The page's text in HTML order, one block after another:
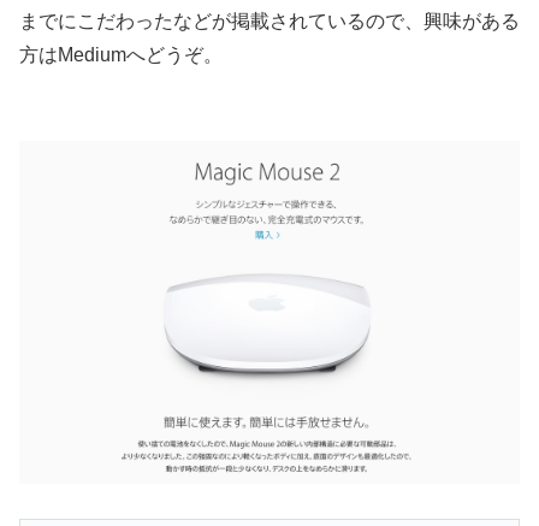
までにこだわったなどが掲載されているので、興味がある
方はMediumへどうぞ。